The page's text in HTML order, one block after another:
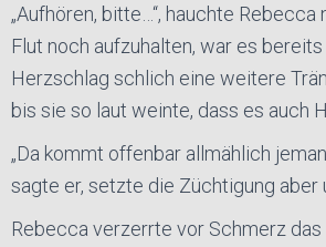
„Aufhören, bitte…“, hauchte Rebecca
Flut noch aufzuhalten, war es
Herzschlag schlich eine weitere
bis sie so laut weinte, dass es auch
„Da kommt offenbar allmählich
sagte er, setzte die Züchtigung aber
Rebecca verzerrte vor Schmerz das